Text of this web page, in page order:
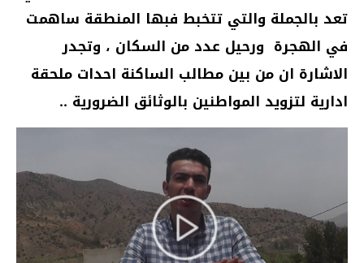
تعد بالجملة والتي تتخبط فبها المنطقة ساهمت
في الهجرة ورحيل عدد من السكان ، وتجدر
الاشارة ان من بين مطالب الساكنة احدات ملحقة
ادارية لتزويد المواطنين بالوثائق الضرورية ..